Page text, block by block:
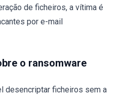
de ficheiros, a vítima é
por e-mail
o ransomware
desencriptar ficheiros sem a